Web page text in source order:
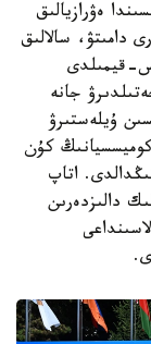
ەۋرازيالىق
دامىتۋ، سالالىق
قيمىلدى
جانە
ۇيلەستىرۋ
كوميسسيانىڭ كۇن
اتاپ
دالىزدەرىن